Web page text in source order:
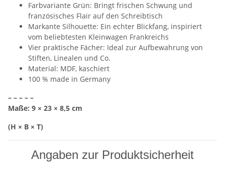
Farbvariante Grün: Bringt frischen Schwung und
französisches Flair auf den Schreibtisch
Markante Silhouette: Ein echter Blickfang, inspiriert
vom beliebtesten Kleinwagen Frankreichs
Vier praktische Fächer: Ideal zur Aufbewahrung von
Stiften, Linealen und Co.
Material: MDF, kaschiert
100 % made in Germany
– – – – –
Maße: 9 × 23 × 8,5 cm
(H × B × T)
Angaben zur Produktsicherheit